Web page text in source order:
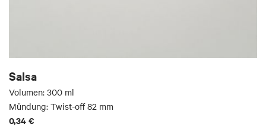
Salsa
Volumen: 300 ml
Mündung: Twist-off 82 mm
0,34 €